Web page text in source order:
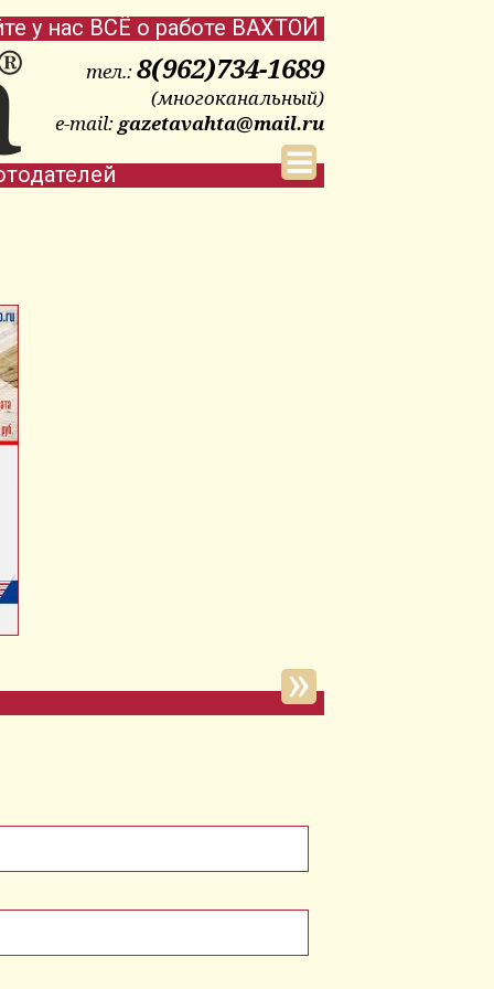
у нас ВСЁ о работе ВАХТОЙ
тел.:8(962)734-1689
(многоканальный)
e-mail: gazetavahta@mail.ru